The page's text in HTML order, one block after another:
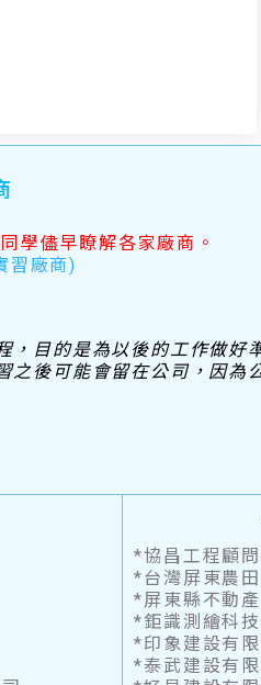
學儘早瞭解各家廠商。
習廠商)
目的是為以後的工作做好
後可能會留在公司，因為
*協昌工程顧
*台灣屏東農
*屏東縣不動
*鉅識測繪科
*印象建設有限
*泰武建設有限